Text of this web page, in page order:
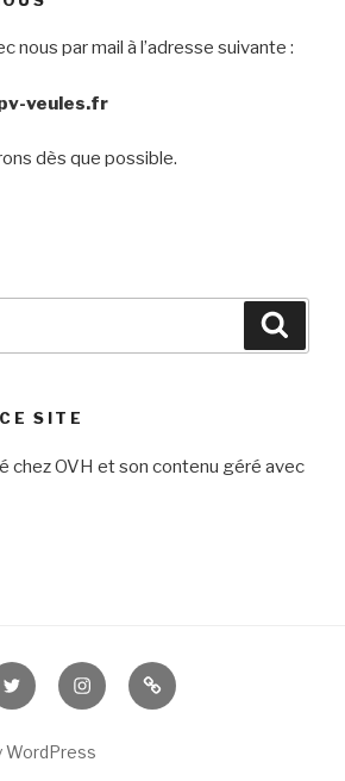
nous par mail à l’adresse suivante :
veules.fr
dès que possible.
SITE
chez OVH et son contenu géré avec
Twitter InstagramContacter
nous
WordPress